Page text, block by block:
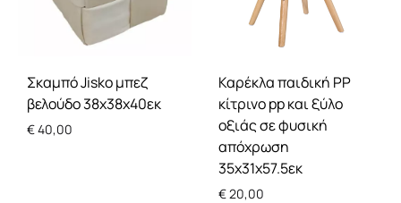
Σκαμπό Jisko μπεζ
βελούδο 38x38x40εκ
€40,00
Καρέκλα παιδική PP
κίτρινο pp και ξύλο
οξιάς σε φυσική
απόχρωση
35x31x57.5εκ
€20,00